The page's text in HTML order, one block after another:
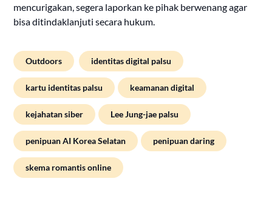
mencurigakan, segera laporkan ke pihak berwenang agar
bisa ditindaklanjuti secara hukum.
Outdoors identitas digital palsu
kartu identitas palsu keamanan digital
kejahatan siber Lee Jung-jae palsu
penipuan AI Korea Selatan penipuan daring
skema romantis online